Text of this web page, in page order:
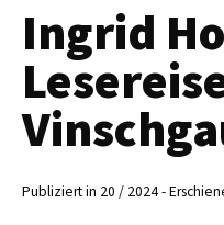
Ingrid
Publiziert in 20 / 2024 -